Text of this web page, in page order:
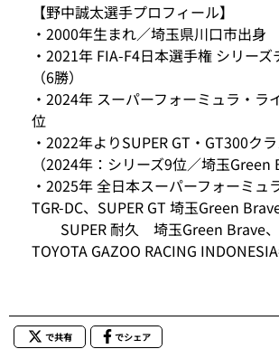
【野中誠太選手プロフィール】
・2000年生まれ／埼玉県川口市出身
・2021年 FIA-F4日本選手権 シリー
（6勝）
・2024年 スーパーフォーミュラ・ラ
位
・2022年よりSUPER GT・GT300ク
（2024年：シリーズ9位／埼玉Green
・2025年 全日本スーパーフォーミュ
TGR-DC、SUPER GT 埼玉Green Brave
SUPER 耐久 埼玉Green Brave
TOYOTA GAZOO RACING
で共有 でシェア